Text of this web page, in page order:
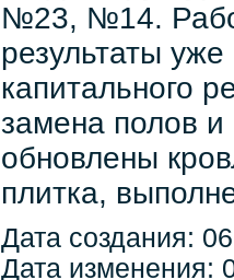
№23, №14.
результаты
капитального
замена полов
обновлены
плитка,
Дата создания:
Дата изменения: